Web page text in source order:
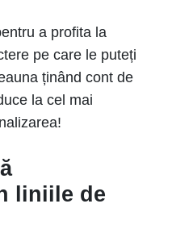
a profita la
pe care le puteți
ținând cont de
la cel mai
liniile de